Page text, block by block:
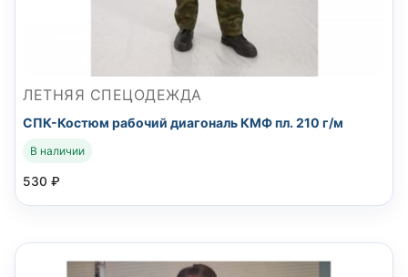
ЛЕТНЯЯ СПЕЦОДЕЖДА
СПК-Костюм рабочий диагональ КМФ пл. 210 г/м
В наличии
530 ₽